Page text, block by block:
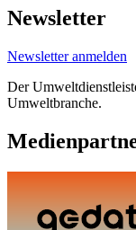
Newsletter
Newsletter anmelden
Der
Umweltbranche.